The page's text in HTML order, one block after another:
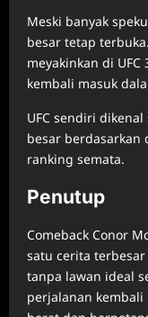
Meski banyak
besar tetap
meyakinkan di
kembali masuk
UFC sendiri
besar berdasarkan
ranking semata.
Penutup
Comeback Conor
satu cerita
tanpa lawan ideal
perjalanan